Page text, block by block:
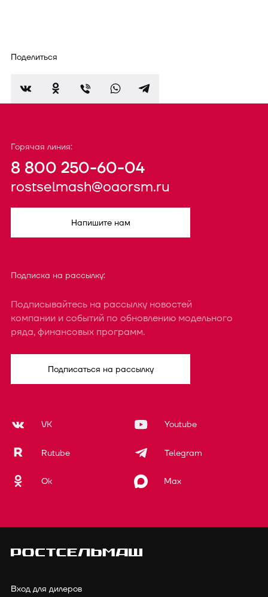
Поделиться
Горячая линия:
8 800 250-60-04
rostselmash@oaorsm.ru
Напишите нам
Подписка на рассылку:
Подписывайтесь на рассылку новостей
компании и событий по обновлению модельного
ряда, финансовых программ.
Подписаться на рассылку
VK Youtube
Rutube Telegram
Ok Max
Вход для дилеров